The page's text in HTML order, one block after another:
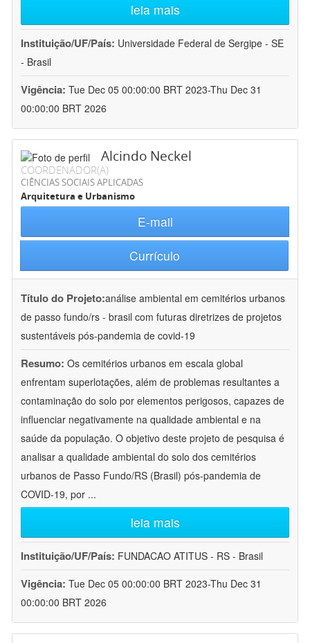
leia mais
Instituição/UF/País: Universidade Federal de Sergipe - SE
- Brasil
Vigência: Tue Dec 05 00:00:00 BRT 2023-Thu Dec 31
00:00:00 BRT 2026
Alcindo Neckel
COORDENADOR(A)
CIÊNCIAS SOCIAIS APLICADAS
Arquitetura e Urbanismo
E-mail
Currículo
Título do Projeto:análise ambiental em cemitérios urbanos
de passo fundo/rs - brasil com futuras diretrizes de projetos
sustentáveis pós-pandemia de covid-19
Resumo: Os cemitérios urbanos em escala global
enfrentam superlotações, além de problemas resultantes a
contaminação do solo por elementos perigosos, capazes de
influenciar negativamente na qualidade ambiental e na
saúde da população. O objetivo deste projeto de pesquisa é
analisar a qualidade ambiental do solo dos cemitérios
urbanos de Passo Fundo/RS (Brasil) pós-pandemia de
COVID-19, por ...
leia mais
Instituição/UF/País: FUNDACAO ATITUS - RS - Brasil
Vigência: Tue Dec 05 00:00:00 BRT 2023-Thu Dec 31
00:00:00 BRT 2026